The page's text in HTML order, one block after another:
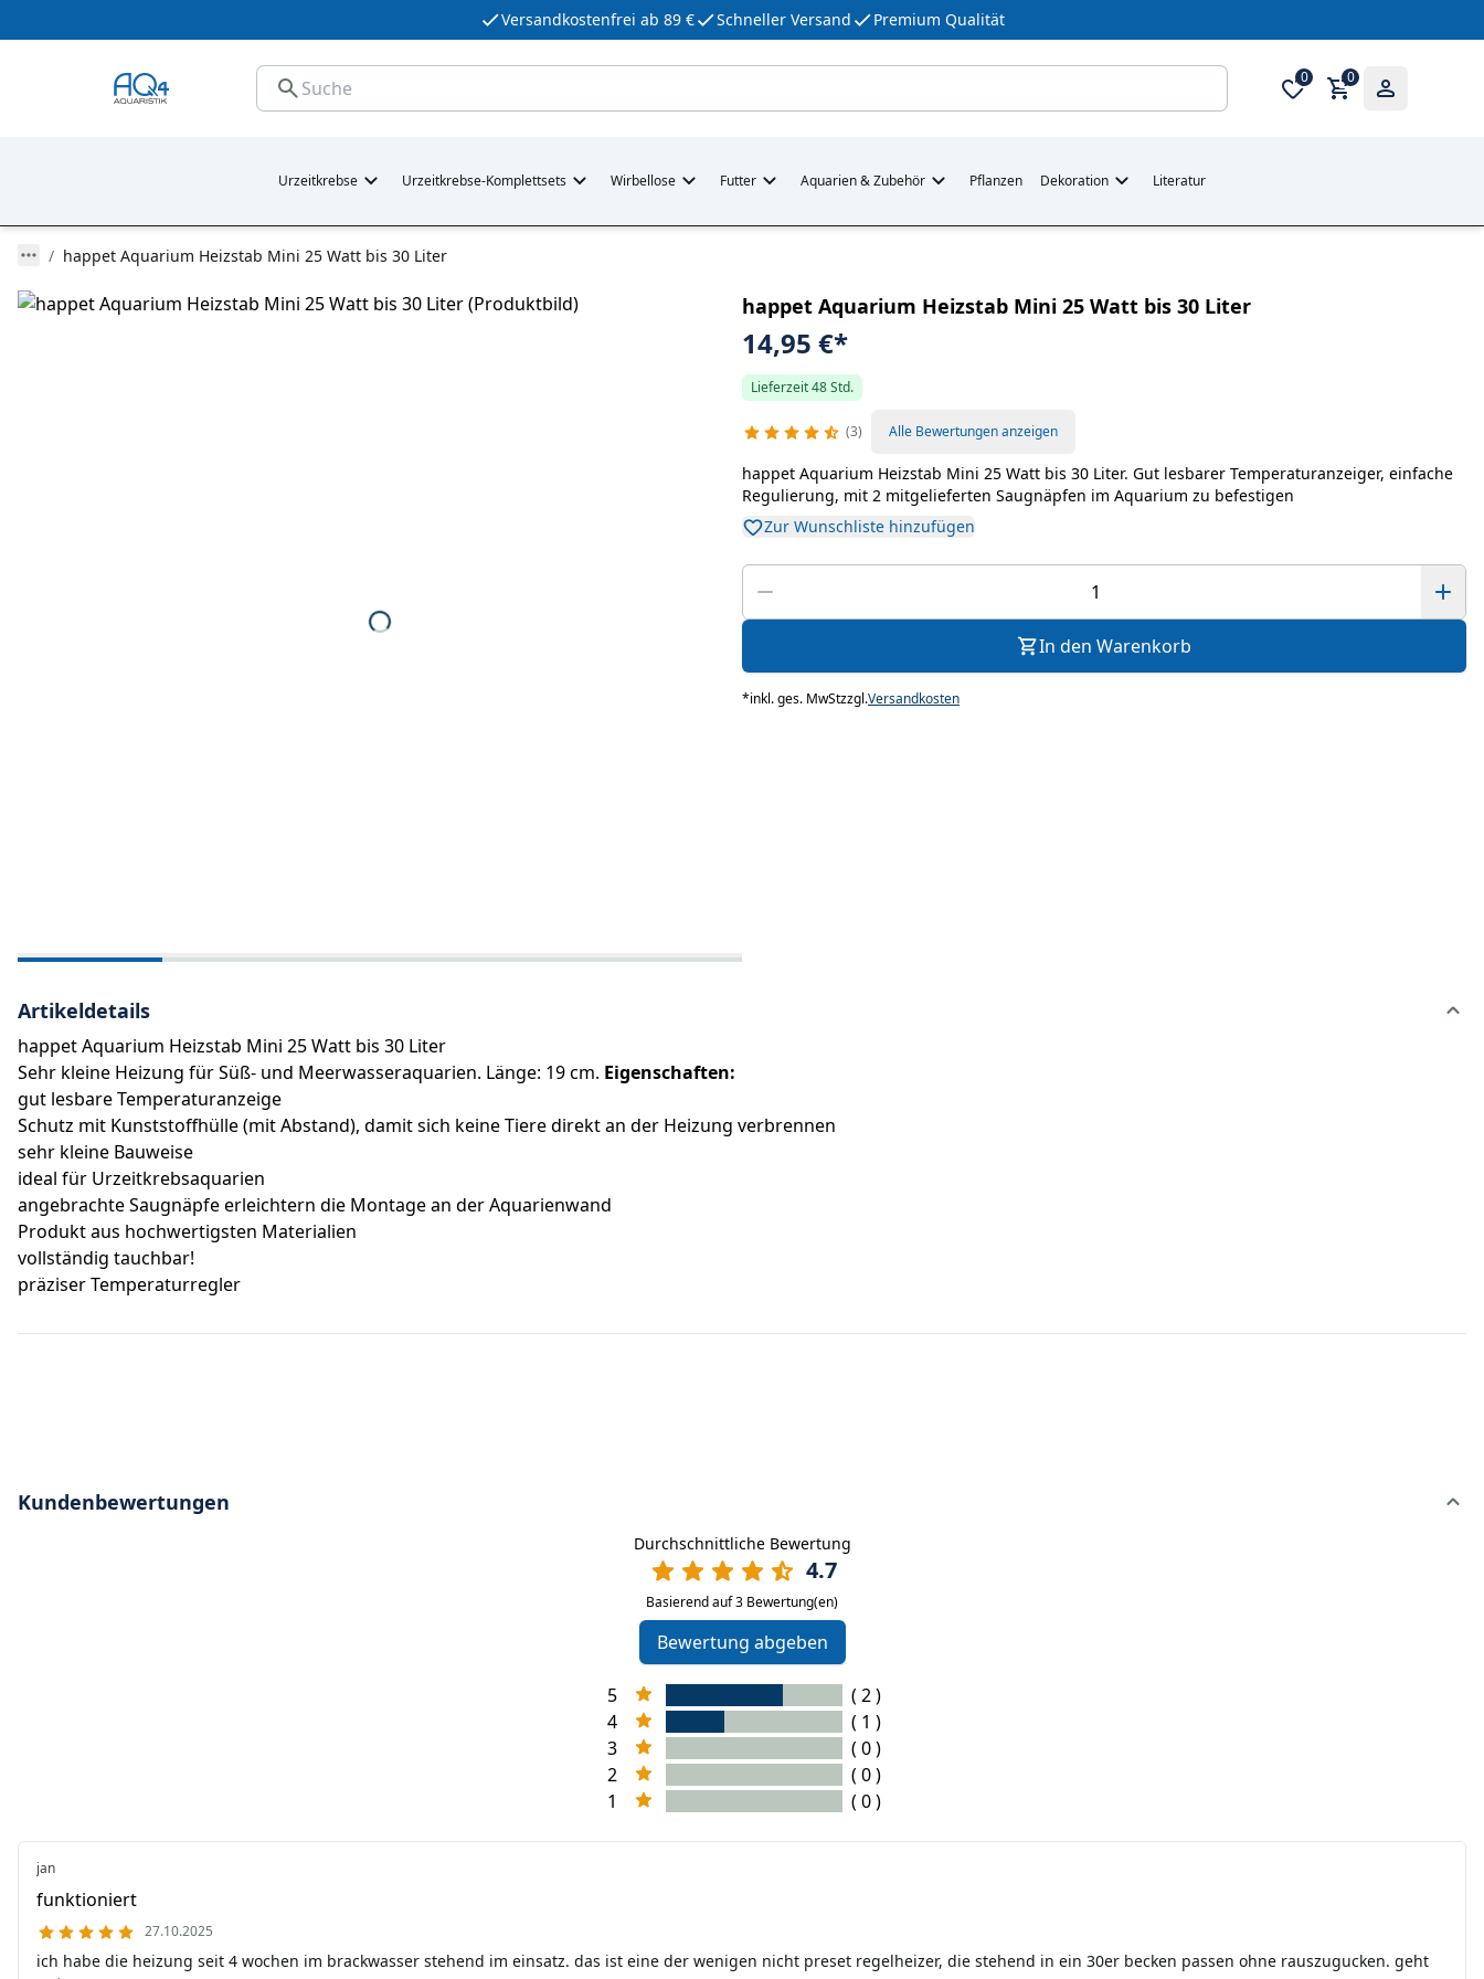
Versandkostenfrei ab 89 € Schneller Versand Premium Qualität
0 0
Urzeitkrebse Urzeitkrebse-Komplettsets Wirbellose Futter Aquarien & Zubehör Pflanzen Dekoration Literatur
happet Aquarium Heizstab Mini 25 Watt bis 30 Liter
happet Aquarium Heizstab Mini 25 Watt bis 30 Liter
14,95 €*
Lieferzeit 48 Std.
3 Alle Bewertungen anzeigen
happet Aquarium Heizstab Mini 25 Watt bis 30 Liter. Gut lesbarer Temperaturanzeiger, einfache
Regulierung, mit 2 mitgelieferten Saugnäpfen im Aquarium zu befestigen
Zur Wunschliste hinzufügen
In den Warenkorb
*inkl. ges. MwStzzgl.Versandkosten
Artikeldetails
happet Aquarium Heizstab Mini 25 Watt bis 30 Liter
Sehr kleine Heizung für Süß- und Meerwasseraquarien. Länge: 19 cm. Eigenschaften:
gut lesbare Temperaturanzeige
Schutz mit Kunststoffhülle (mit Abstand), damit sich keine Tiere direkt an der Heizung verbrennen
sehr kleine Bauweise
ideal für Urzeitkrebsaquarien
angebrachte Saugnäpfe erleichtern die Montage an der Aquarienwand
Produkt aus hochwertigsten Materialien
vollständig tauchbar!
präziser Temperaturregler
Kundenbewertungen
Durchschnittliche Bewertung
4.7
Basierend auf 3 Bewertung(en)
Bewertung abgeben
5
( 2 )
4
( 1 )
3
( 0 )
2
( 0 )
1
( 0 )
jan
funktioniert
27.10.2025
ich habe die heizung seit 4 wochen im brackwasser stehend im einsatz. das ist eine der wenigen nicht preset regelheizer, die stehend in ein 30er becken passen ohne rauszugucken. geht